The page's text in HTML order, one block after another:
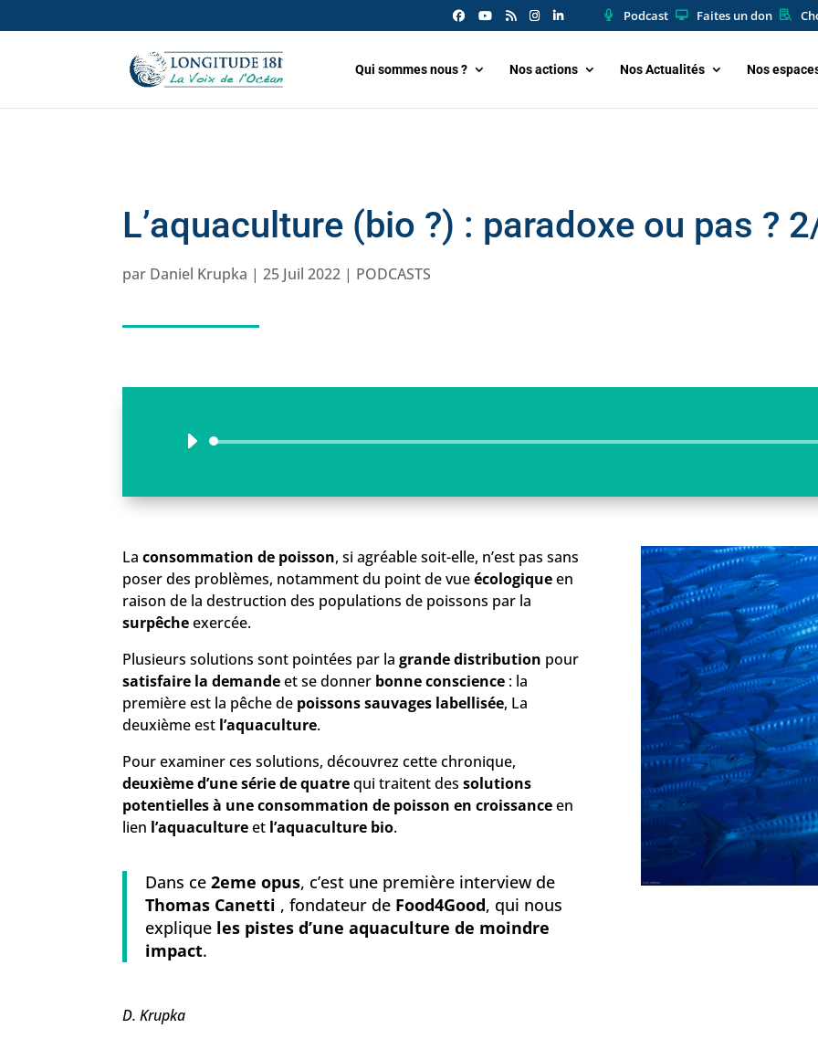
Podcast Faites un don
Qui sommes nous ? Nos actions Nos Actualités Nos
L’aquaculture (bio ?) : paradoxe ou pas ?
par Daniel Krupka |25 Juil 2022 | PODCASTS
Lecteur
Laconsommation de poisson, si agréable soit-elle, n’est pas sans
poser des problèmes, notamment du point de vueécologiqueen
raison de la destruction des populations de poissons par la
surpêcheexercée.
Plusieurs solutions sont pointées par lagrande distribution pour
satisfaire la demandeet se donner bonne conscience : la
première est la pêche de poissons sauvages labellisée, La
deuxième est l’aquaculture.
Pour examiner ces solutions, découvrez cette chronique,
deuxième d’une série de quatrequi traitent dessolutions
potentielles à une consommation de poisson en croissanceen
lien l’aquacultureet l’aquaculture bio.
Dans ce2eme opus, c’est une première interview de
Thomas Canetti , fondateur de Food4Good, qui nous
explique les pistes d’une aquaculture de moindre
impact.
D. Krupka